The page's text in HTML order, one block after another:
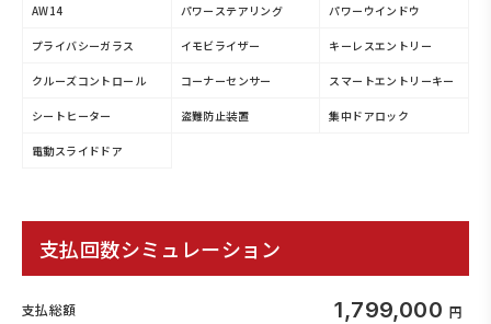
AW14 パワーステアリング パワーウインドウ
プライバシーガラス イモビライザー キーレスエントリー
クルーズコントロール コーナーセンサー スマートエントリーキー
シートヒーター 盗難防止装置 集中ドアロック
電動スライドドア
支払回数シミュレーション
支払総額 1,799,000